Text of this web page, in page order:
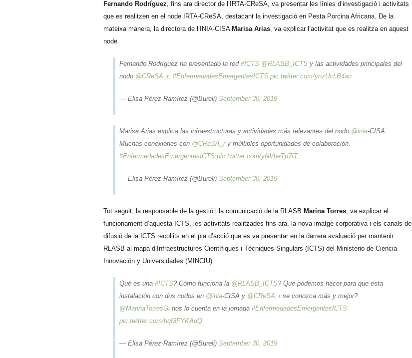
Fernando Rodríguez, fins ara director de l’IRTA-CReSA, va presentar les línies d’investigació i activitats
que es realitzen en el node IRTA-CReSA, destacant la investigació en Pesta Porcina Africana. De la
mateixa manera, la directora de l’INIA-CISA Marisa Arias, va explicar l’activitat que es realitza en aquest
node.
Fernando Rodríguez ha presentado la red #ICTS @RLASB_ICTS y las actividades principales del
nodo @CReSA_r. #EnfermedadesEmergentesICTS pic.twitter.com/ynzUcLB4an
— Elisa Pérez-Ramírez (@Bureli) September 30, 2019
Marisa Arias explica las infraestructuras y actividades más relevantes del nodo @inia-CISA.
Muchas conexiones con @CReSA_ry múltiples oportunidades de colaboración.
#EnfermedadesEmergentesICTS pic.twitter.com/yNVbeTp7fT
— Elisa Pérez-Ramírez (@Bureli) September 30, 2019
Tot seguit, la responsable de la gestió i la comunicació de la RLASB Marina Torres, va explicar el
funcionament d’aquesta ICTS, les activitats realitzades fins ara, la nova imatge corporativa i els canals de
difusió de la ICTS recollits en el pla d’acció que es va presentar en la darrera avaluació per mantenir
RLASB al mapa d’Infraestructures Científiques i Tècniques Singulars (ICTS) del Ministerio de Ciencia
Innovación y Universidades (MINCIU).
Qué es una #ICTS? Cómo funciona la @RLASB_ICTS? Qué podemos hacer para que esta
instalación con dos nodos en @inia-CISA y @CReSA_rse conozca más y mejor?
@MarinaTorresGi nos lo cuenta en la jornada #EnfermedadesEmergentesICTS
pic.twitter.com/hqf3FYKAdQ
— Elisa Pérez-Ramírez (@Bureli) September 30, 2019